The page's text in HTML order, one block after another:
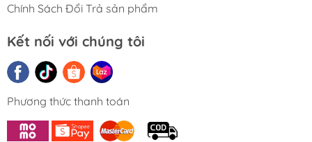
Chính Sách Đổi Trả sản phẩm
Kết nối với chúng tôi
Phương thức thanh toán